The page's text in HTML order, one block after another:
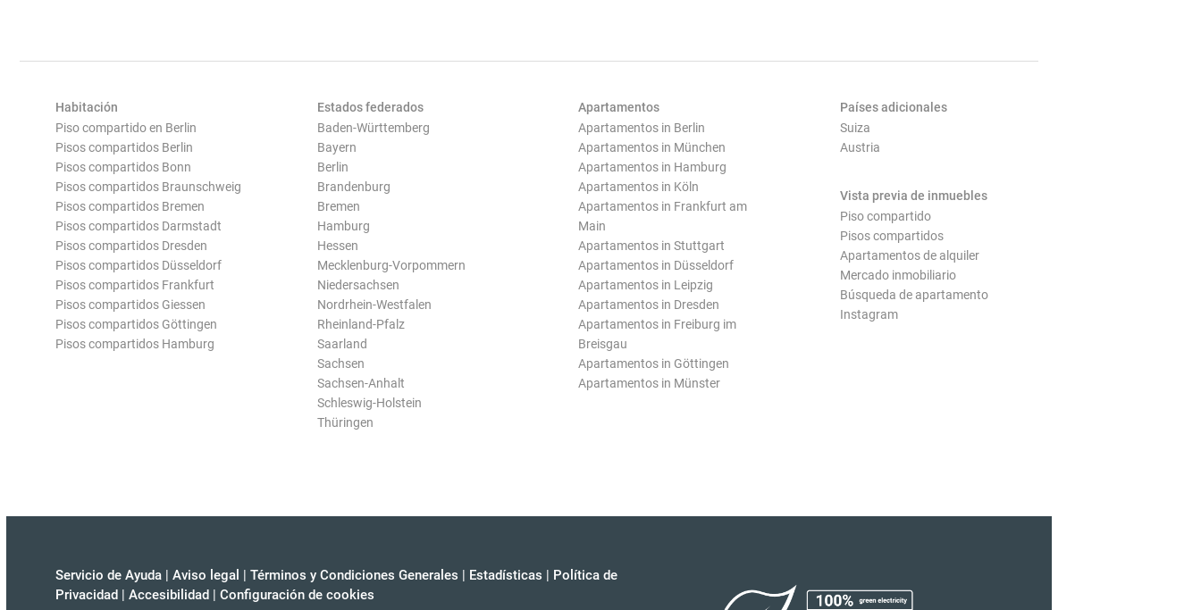
Habitación
Piso compartido en Berlin
Pisos compartidos Berlin
Pisos compartidos Bonn
Pisos compartidos Braunschweig
Pisos compartidos Bremen
Pisos compartidos Darmstadt
Pisos compartidos Dresden
Pisos compartidos Düsseldorf
Pisos compartidos Frankfurt
Pisos compartidos Giessen
Pisos compartidos Göttingen
Pisos compartidos Hamburg
Estados federados
Baden-Württemberg
Bayern
Berlin
Brandenburg
Bremen
Hamburg
Hessen
Mecklenburg-Vorpommern
Niedersachsen
Nordrhein-Westfalen
Rheinland-Pfalz
Saarland
Sachsen
Sachsen-Anhalt
Schleswig-Holstein
Thüringen
Apartamentos
Apartamentos in Berlin
Apartamentos in München
Apartamentos in Hamburg
Apartamentos in Köln
Apartamentos in Frankfurt am
Main
Apartamentos in Stuttgart
Apartamentos in Düsseldorf
Apartamentos in Leipzig
Apartamentos in Dresden
Apartamentos in Freiburg im
Breisgau
Apartamentos in Göttingen
Apartamentos in Münster
Países adicionales
Suiza
Austria
Vista previa de inmuebles
Piso compartido
Pisos compartidos
Apartamentos de alquiler
Mercado inmobiliario
Búsqueda de apartamento
Instagram
Servicio de Ayuda | Aviso legal | Términos y Condiciones Generales | Estadísticas | Política de
Privacidad | Accesibilidad | Configuración de cookies